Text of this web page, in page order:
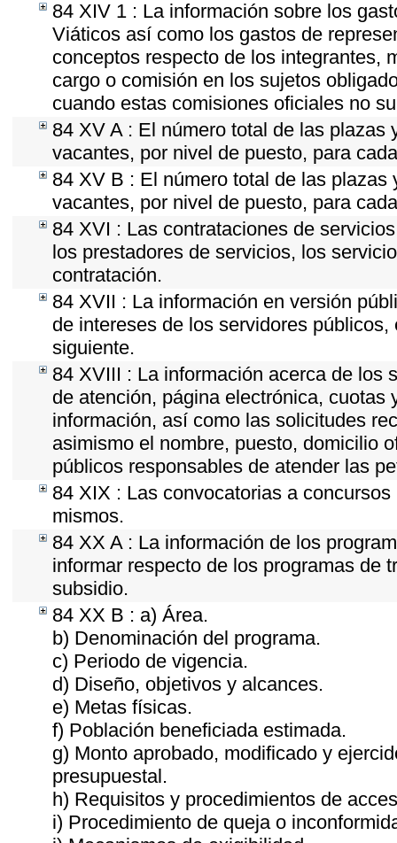
84 XIV 1 : La información sobre los
Viáticos así como los gastos de
conceptos respecto de los integrantes,
cargo o comisión en los sujetos
cuando estas comisiones oficiales no
84 XV A : El número total de las
vacantes, por nivel de puesto, para
84 XV B : El número total de las
vacantes, por nivel de puesto, para
84 XVI : Las contrataciones de
los prestadores de servicios, los
contratación.
84 XVII : La información en versión
de intereses de los servidores
siguiente.
84 XVIII : La información acerca de los
de atención, página electrónica,
información, así como las solicitudes
asimismo el nombre, puesto, domicilio
públicos responsables de atender las
84 XIX : Las convocatorias a
mismos.
84 XX A : La información de los
informar respecto de los programas de
subsidio.
84 XX B : a) Área.
b) Denominación del programa.
c) Periodo de vigencia.
d) Diseño, objetivos y alcances.
e) Metas físicas.
f) Población beneficiada estimada.
g) Monto aprobado, modificado y
presupuestal.
h) Requisitos y procedimientos de
i) Procedimiento de queja o